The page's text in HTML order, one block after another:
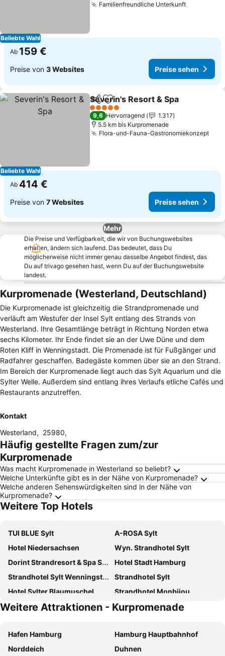
Beliebte Wahl
Familienfreundliche UnterkunftPreise
Ab 159 €
Preise von 3 Websites Preise sehen
Beliebte Wahl
TeilenZu Favoriten hinzufügen
Severin's Resort & Spa
5 Sterne
9,6 Hervorragend
1.317
5.5 km bis Kurpromenade
Flora-und-Fauna-Gastronomiekonzept
Ab 414 €
Preise von 7 Websites Preise sehen
Mehr
Die Preise und Verfügbarkeit, die wir von Buchungswebsites
erhalten, ändern sich laufend. Das bedeutet, dass Du
möglicherweise nicht immer genau dasselbe Angebot findest, das
Du auf trivago gesehen hast, wenn Du auf der Buchungswebsite
landest.
Kurpromenade (Westerland, Deutschland)
Die Kurpromenade ist gleichzeitig die Strandpromenade und
verläuft am Westufer der Insel Sylt entlang des Strands von
Westerland. Ihre Gesamtlänge beträgt in Richtung Norden etwa
sechs Kilometer. Ihr Ende findet sie an der Uwe Düne und dem
Roten Kliff in Wenningstadt. Die Promenade ist für Fußgänger und
Radfahrer geschaffen. Badegäste kommen über sie an den Strand.
Im Bereich der Kurpromenade liegt auch das Sylt Aquarium und die
Sylter Welle. Außerdem sind entlang ihres Verlaufs etliche Cafés und
Restaurants anzutreffen.
Kontakt
Westerland, 25980,
Häufig gestellte Fragen zum/zur
Kurpromenade
Was macht Kurpromenade in Westerland so beliebt?
Welche Unterkünfte gibt es in der Nähe von Kurpromenade?
Welche anderen Sehenswürdigkeiten sind in der Nähe von
Kurpromenade?
Weitere Top Hotels
TUI BLUE Sylt
A-ROSA Sylt
Hotel Niedersachsen
Wyn. Strandhotel Sylt
Dorint Strandresort & Spa Sylt/Westerland
Hotel Stadt Hamburg
Strandhotel Sylt Wenningstedt
Strandhotel Sylt
Hotel Sylter Blaumuschel
Strandhotel Monbijou
Hotel Miramar
Marin Hotel Sylt
Mimosa Hotel
Relais & Châteaux Landhaus Stricker
BUDERSAND Hotel - Golf & Spa - Sylt
Hotel Wünschmann
Weitere Attraktionen - Kurpromenade
Hafen Hamburg
Hamburg Hauptbahnhof
Norddeich
Duhnen